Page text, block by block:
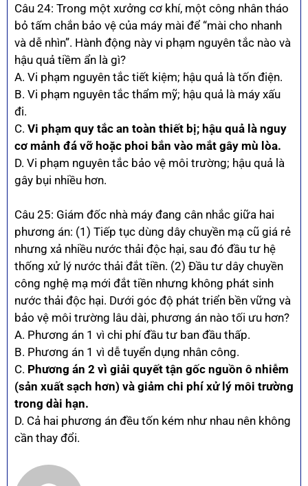
Câu 24: Trong một xưởng cơ khí, một công nhân tháo
bỏ tấm chắn bảo vệ của máy mài để “mài cho nhanh
và dễ nhìn”. Hành động này vi phạm nguyên tắc nào và
hậu quả tiềm ẩn là gì?
A. Vi phạm nguyên tắc tiết kiệm; hậu quả là tốn điện.
B. Vi phạm nguyên tắc thẩm mỹ; hậu quả là máy xấu
đi.
C. Vi phạm quy tắc an toàn thiết bị; hậu quả là nguy
cơ mảnh đá vỡ hoặc phoi bắn vào mắt gây mù lòa.
D. Vi phạm nguyên tắc bảo vệ môi trường; hậu quả là
gây bụi nhiều hơn.
Câu 25: Giám đốc nhà máy đang cân nhắc giữa hai
phương án: (1) Tiếp tục dùng dây chuyền mạ cũ giá rẻ
nhưng xả nhiều nước thải độc hại, sau đó đầu tư hệ
thống xử lý nước thải đắt tiền. (2) Đầu tư dây chuyền
công nghệ mạ mới đắt tiền nhưng không phát sinh
nước thải độc hại. Dưới góc độ phát triển bền vững và
bảo vệ môi trường lâu dài, phương án nào tối ưu hơn?
A. Phương án 1 vì chi phí đầu tư ban đầu thấp.
B. Phương án 1 vì dễ tuyển dụng nhân công.
C. Phương án 2 vì giải quyết tận gốc nguồn ô nhiễm
(sản xuất sạch hơn) và giảm chi phí xử lý môi trường
trong dài hạn.
D. Cả hai phương án đều tốn kém như nhau nên không
cần thay đổi.